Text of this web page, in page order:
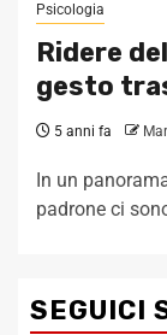
Psicologia
Ridere
gesto
5 anni fa
In un
padrone ci
SEGUICI